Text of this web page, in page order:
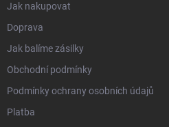
Jak nakupovat
Doprava
Jak balíme zásilky
Obchodní podmínky
Podmínky ochrany osobních údajů
Platba